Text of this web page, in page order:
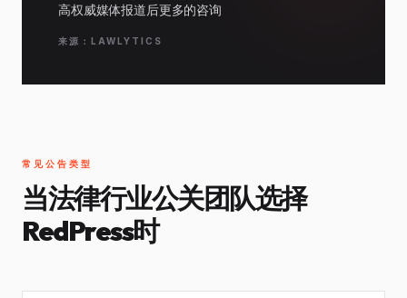
高权威媒体报道后更多的咨询
来源：LAWLYTICS
常见公告类型
当法律行业公关团队选择
RedPress时